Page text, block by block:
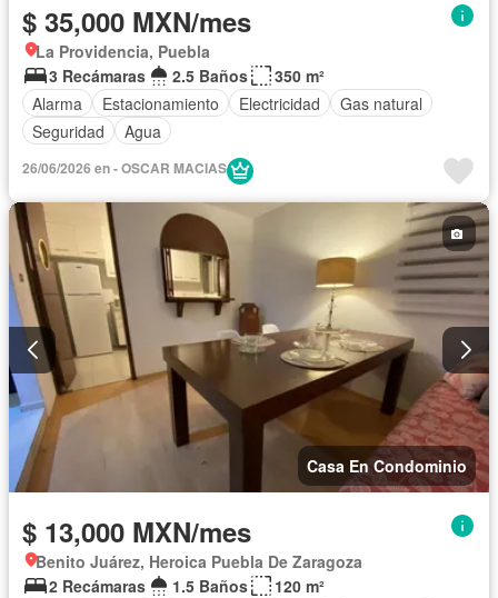
$ 35,000 MXN/mes
La Providencia, Puebla
3 Recámaras
2.5 Baños
350 m²
Alarma
Estacionamiento Electricidad
Gas natural
Seguridad
Agua
26/06/2026 en - OSCAR MACIAS
Casa En Condominio
$ 13,000 MXN/mes
Benito Juárez, Heroica Puebla De Zaragoza
2 Recámaras
1.5 Baños
120 m²